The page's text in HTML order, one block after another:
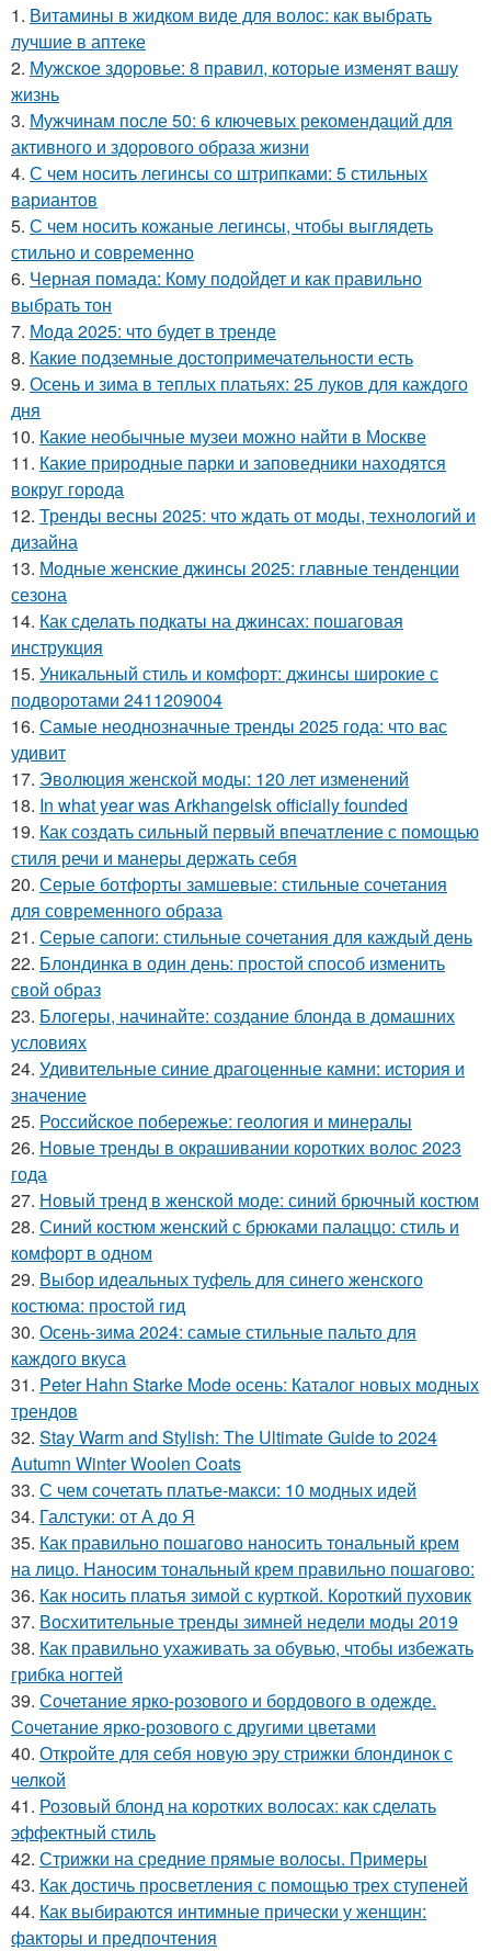
1. Витамины в жидком виде для волос: как выбрать
лучшие в аптеке
2. Мужское здоровье: 8 правил, которые изменят вашу
жизнь
3. Мужчинам после 50: 6 ключевых рекомендаций для
активного и здорового образа жизни
4. С чем носить легинсы со штрипками: 5 стильных
вариантов
5. С чем носить кожаные легинсы, чтобы выглядеть
стильно и современно
6. Черная помада: Кому подойдет и как правильно
выбрать тон
7. Мода 2025: что будет в тренде
8. Какие подземные достопримечательности есть
9. Осень и зима в теплых платьях: 25 луков для каждого
дня
10. Какие необычные музеи можно найти в Москве
11. Какие природные парки и заповедники находятся
вокруг города
12. Тренды весны 2025: что ждать от моды, технологий и
дизайна
13. Модные женские джинсы 2025: главные тенденции
сезона
14. Как сделать подкаты на джинсах: пошаговая
инструкция
15. Уникальный стиль и комфорт: джинсы широкие с
подворотами 2411209004
16. Самые неоднозначные тренды 2025 года: что вас
удивит
17. Эволюция женской моды: 120 лет изменений
18. In what year was Arkhangelsk officially founded
19. Как создать сильный первый впечатление с помощью
стиля речи и манеры держать себя
20. Серые ботфорты замшевые: стильные сочетания
для современного образа
21. Серые сапоги: стильные сочетания для каждый день
22. Блондинка в один день: простой способ изменить
свой образ
23. Блогеры, начинайте: создание блонда в домашних
условиях
24. Удивительные синие драгоценные камни: история и
значение
25. Российское побережье: геология и минералы
26. Новые тренды в окрашивании коротких волос 2023
года
27. Новый тренд в женской моде: синий брючный костюм
28. Синий костюм женский с брюками палаццо: стиль и
комфорт в одном
29. Выбор идеальных туфель для синего женского
костюма: простой гид
30. Осень-зима 2024: самые стильные пальто для
каждого вкуса
31. Peter Hahn Starke Mode осень: Каталог новых модных
трендов
32. Stay Warm and Stylish: The Ultimate Guide to 2024
Autumn Winter Woolen Coats
33. С чем сочетать платье-макси: 10 модных идей
34. Галстуки: от А до Я
35. Как правильно пошагово наносить тональный крем
на лицо. Наносим тональный крем правильно пошагово:
36. Как носить платья зимой с курткой. Короткий пуховик
37. Восхитительные тренды зимней недели моды 2019
38. Как правильно ухаживать за обувью, чтобы избежать
грибка ногтей
39. Сочетание ярко-розового и бордового в одежде.
Сочетание ярко-розового с другими цветами
40. Откройте для себя новую эру стрижки блондинок с
челкой
41. Розовый блонд на коротких волосах: как сделать
эффектный стиль
42. Стрижки на средние прямые волосы. Примеры
43. Как достичь просветления с помощью трех ступеней
44. Как выбираются интимные прически у женщин:
факторы и предпочтения